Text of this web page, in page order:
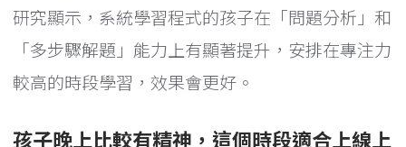
研究顯示，系統學習程式的孩子在「問題分析」和
「多步驟解題」能力上有顯著提升，安排在專注力
較高的時段學習，效果會更好。
孩子晚上比較有精神，這個時段適合上線上